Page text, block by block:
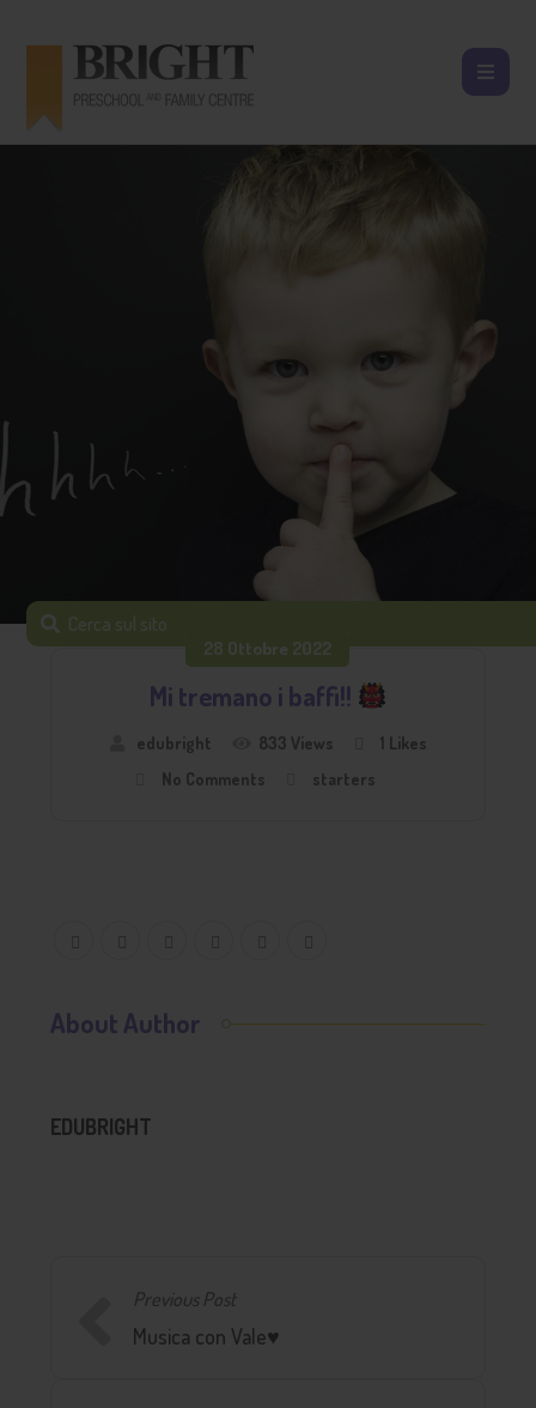
28 Ottobre 2022
Mi tremano i baffi!!
edubright 833 Views 1 Likes
No Comments
starters
About Author
EDUBRIGHT
Previous Post
Musica con Vale♥️